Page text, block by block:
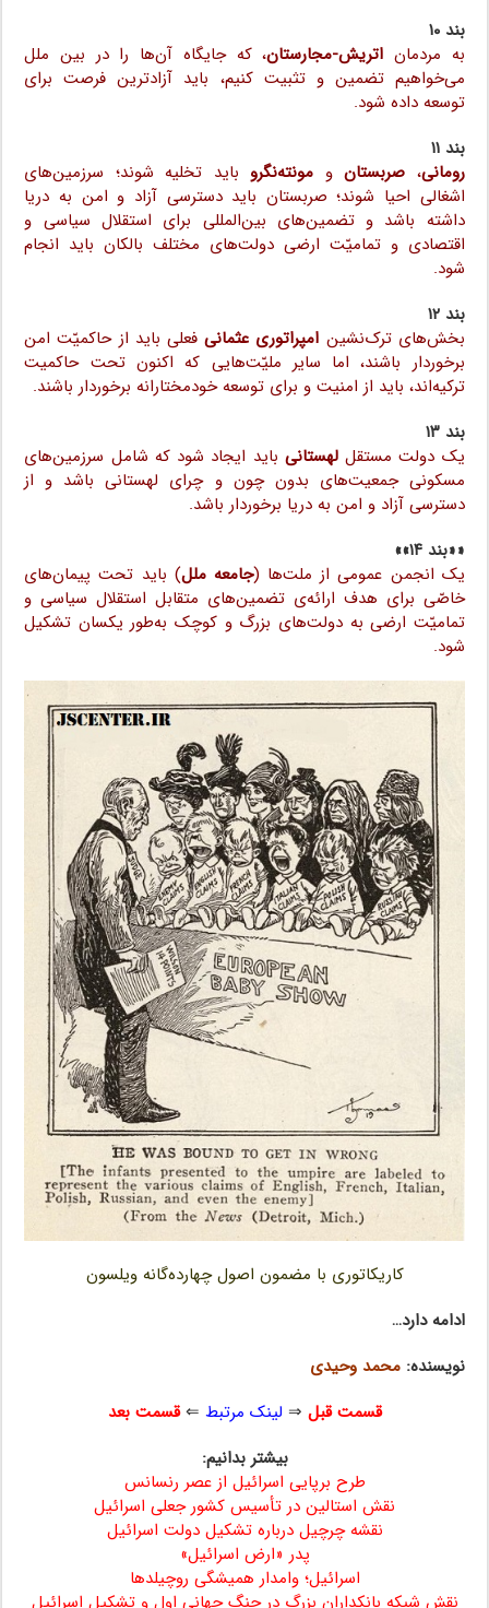
بند ۱۰
به مردمان اتریش-مجارستان، که جایگاه آن‌ها را در بین ملل
می‌خواهیم تضمین و تثبیت کنیم، باید آزادترین فرصت برای
توسعه داده شود.
بند ۱۱
رومانی، صربستانو مونته‌نگروباید تخلیه شوند؛ سرزمین‌های
اشغالی احیا شوند؛ صربستان باید دسترسی آزاد و امن به دریا
داشته باشد و تضمین‌های بین‌المللی برای استقلال سیاسی و
اقتصادی و تمامیّت ارضی دولت‌های مختلف بالکان باید انجام
شود.
بند ۱۲
بخش‌های ترک‌نشین امپراتوری عثمانیفعلی باید از حاکمیّت امن
برخوردار باشند، اما سایر ملیّت‌هایی که اکنون تحت حاکمیت
ترکیه‌اند، باید از امنیت و برای توسعه خودمختارانه برخوردار باشند.
بند ۱۳
یک دولت مستقللهستانی باید ایجاد شود که شامل سرزمین‌های
مسکونی جمعیت‌های بدون چون و چرای لهستانی باشد و از
دسترسی آزاد و امن به دریا برخوردار باشد.
««بند ۱۴»»
یک انجمن عمومی ‌از ملت‌ها (جامعه ملل) باید تحت پیمان‌های
خاصّی برای هدف ارائه‌ی تضمین‌های متقابل استقلال سیاسی و
تمامیّت ارضی به دولت‌های بزرگ و کوچک به‌طور یکسان تشکیل
شود.
کاریکاتوری با مضمون اصول چهارده‌گانه ویلسون
ادامه دارد…
نویسنده:محمد وحیدی
قسمت قبل ⇒ لینک مرتبط ⇐قسمت بعد
بیشتر بدانیم:
طرح برپایی اسرائیل از عصر رنسانس
نقش استالین در تأسیس کشور جعلی اسرائیل
نقشه چرچیل درباره تشکیل دولت اسرائیل
پدر «ارض اسرائیل»
اسرائیل؛ وامدار همیشگی روچیلدها
نقش شبکه بانکداران بزرگ در جنگ‌ جهانی اول و تشکیل اسرائیل